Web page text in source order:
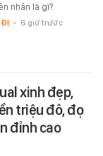
nhân là gì?
ĐI - 6 giờ trước
xinh đẹp,
triệu đô, đọ
đỉnh cao